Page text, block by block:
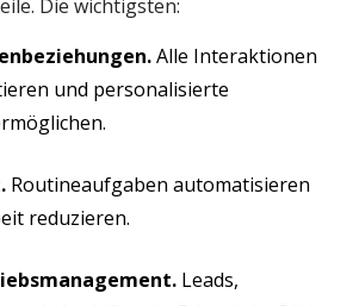
Die wichtigsten:
Alle Interaktionen
und personalisierte
Routineaufgaben automatisieren
reduzieren.
Leads,